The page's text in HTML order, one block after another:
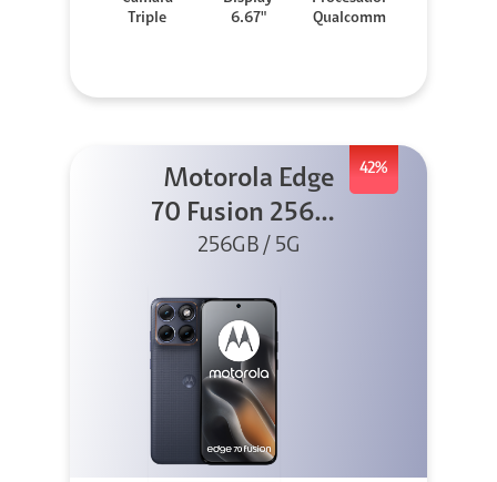
Triple
6.67"
Qualcomm
42%
Motorola Edge
70 Fusion 256GB
Azul
256GB / 5G